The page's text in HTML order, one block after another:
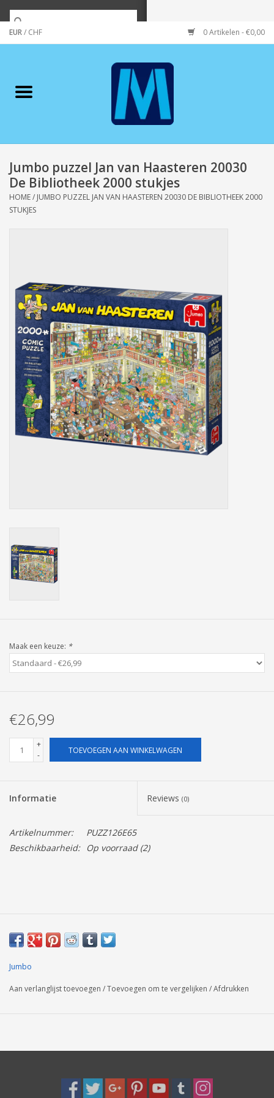
EUR/ CHF 0 Artikelen - €0,00
Merken
Wonen/koken/huishouden
Koffie & thee
Tassen/Portemonnee
Boeken
Elektra
Baby & Peuter
Speelgoed & hobby
Pasen
Jumbo puzzel Jan van Haasteren 20030
De Bibliotheek 2000 stukjes
HOME/ JUMBO PUZZEL JAN VAN HAASTEREN 20030 DE BIBLIOTHEEK 2000
STUKJES
Maak een keuze: *
€26,99
+
-
TOEVOEGEN AAN WINKELWAGEN
Informatie Reviews (0)
Artikelnummer:
PUZZ126E65
Beschikbaarheid:
Op voorraad(2)
Jumbo
Aan verlanglijst toevoegen /Toevoegen om te vergelijken /Afdrukken